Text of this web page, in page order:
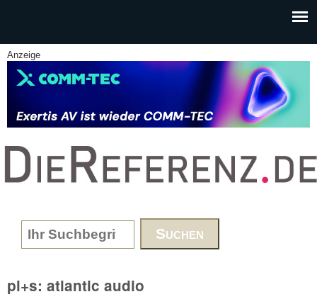
Anzeige
www.DieReferenz.de
Search form
pl+s: atlantic audio